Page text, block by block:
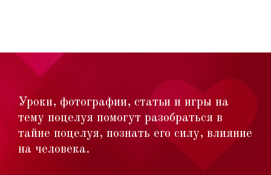
Уроки, фотографии, статьи и игры на
тему поцелуя помогут разобраться в
тайне поцелуя, познать его силу, влияние
на человека.